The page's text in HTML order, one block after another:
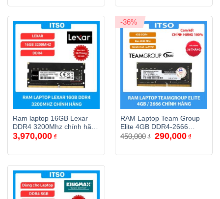
430,000₫.
là:
410,000₫.
là:
Ram laptop 16GB Lexar
DDR4 3200Mhz chính hãng
(LD4AS016G-B3200GSST)
3,970,000 ₫
-36%
RAM Laptop Team Group
Elite 4GB DDR4-2666
(TED44G2666C19-S01)
450,000 ₫ Giá
gốc
450,000₫.
290,000 ₫Giá
hiện
là: